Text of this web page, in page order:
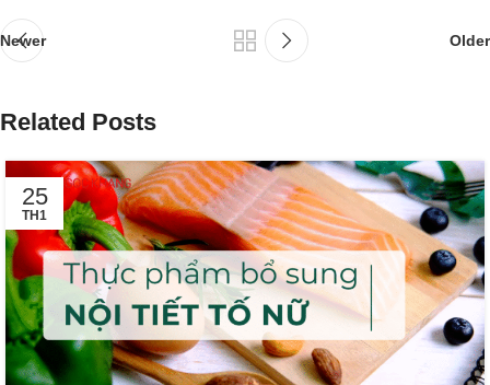
Newer Older
Related Posts
25
TH1